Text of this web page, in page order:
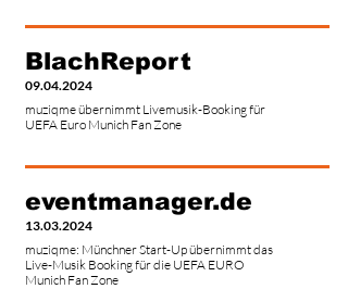
BlachReport
09.04.2024
muziqme übernimmt Livemusik-Booking für
UEFA Euro Munich Fan Zone
eventmanager.de
13.03.2024
muziqme: Münchner Start-Up übernimmt das
Live-Musik Booking für die UEFA EURO
Munich Fan Zone